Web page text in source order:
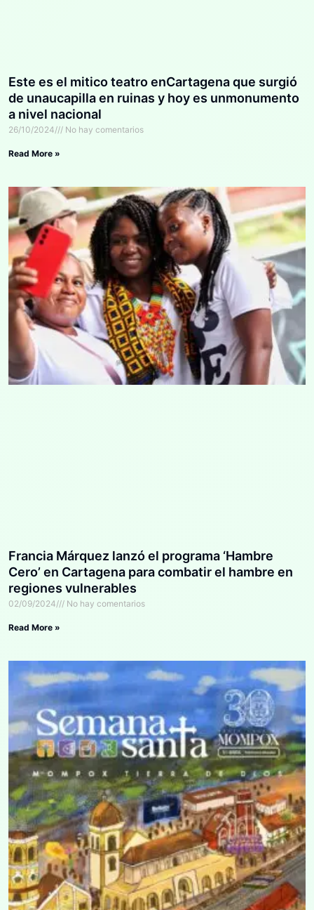
Este es el mitico teatro enCartagena que surgió
de unaucapilla en ruinas y hoy es unmonumento
a nivel nacional
26/10/2024 No hay comentarios
Read More »
Francia Márquez lanzó el programa ‘Hambre
Cero’ en Cartagena para combatir el hambre en
regiones vulnerables
02/09/2024 No hay comentarios
Read More »